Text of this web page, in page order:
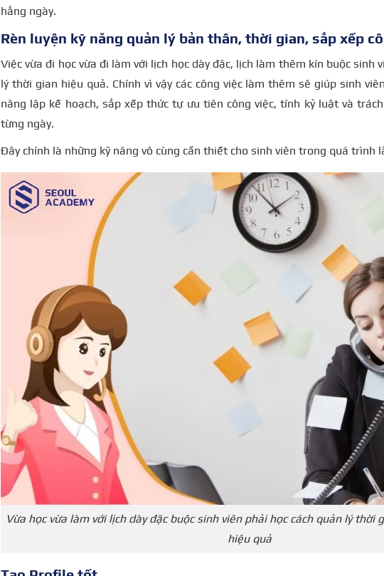
hằng ngày.
Rèn luyện kỹ năng quản lý bản thân, thời gian, sắp xếp
Việc vừa đi học vừa đi làm với lịch học dày đặc, lịch làm thêm kín buộc sinh
lý thời gian hiệu quả. Chính vì vậy các công việc làm thêm sẽ giúp sinh
năng lập kế hoạch, sắp xếp thức tự ưu tiên công việc, tính kỷ luật và
từng ngày.
Đây chính là những kỹ năng vô cùng cần thiết cho sinh viên trong quá trình
Vừa học vừa làm với lịch dày đặc buộc sinh viên phải học cách quản lý thời
hiệu quả